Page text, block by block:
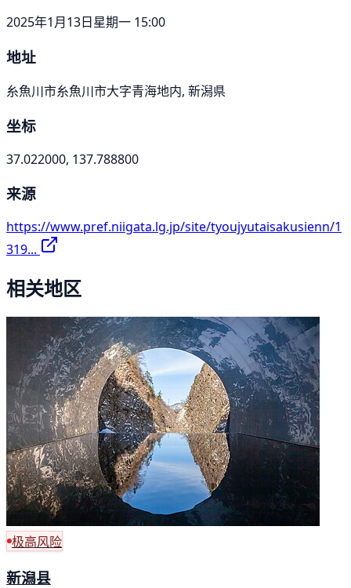
2025年1月13日星期一 15:00
地址
糸魚川市糸魚川市大字青海地内, 新潟県
坐标
37.022000, 137.788800
来源
https://www.pref.niigata.lg.jp/site/tyoujyutaisakusienn/1
319...
相关地区
极高风险
新潟县